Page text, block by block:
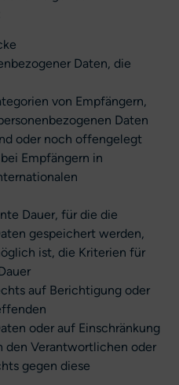
Daten, die
von Empfängern,
Daten
oder noch offengelegt
Empfängern in
Dauer, für die die
gespeichert werden,
ist, die Kriterien für
auf Berichtigung oder
oder auf Einschränkung
den Verantwortlichen oder
gegen diese